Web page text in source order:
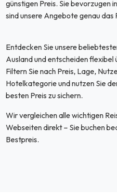
günstigen Preis. Sie bevorzugen
sind unsere Angebote genau das
Entdecken Sie unsere
Ausland und entscheiden
Filtern Sie nach Preis, Lage,
Hotelkategorie und nutzen Sie
besten Preis zu sichern.
Wir vergleichen alle wichtigen
Webseiten direkt – Sie buchen
Bestpreis.